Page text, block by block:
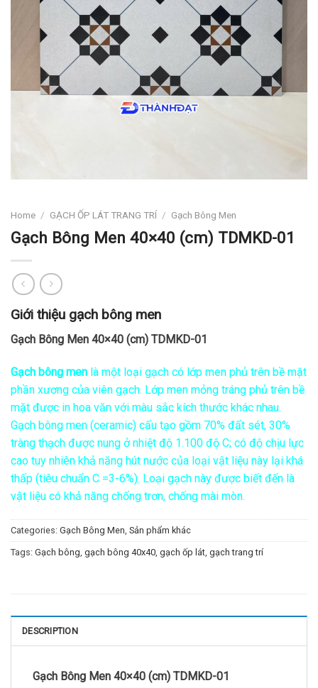
Home / GẠCH ỐP LÁT TRANG TRÍ / Gạch Bông Men
Gạch Bông Men 40×40 (cm) TDMKD-01
Giới thiệu gạch bông men
Gạch Bông Men 40×40 (cm) TDMKD-01
Gạch bông men là một loại gạch có lớp men phủ trên bề mặt
phần xương của viên gạch. Lớp men mỏng tráng phủ trên bề
mặt được in hoa văn với màu sắc kích thước khác nhau.
Gạch bông men (ceramic) cấu tạo gồm 70% đất sét, 30%
tràng thạch được nung ở nhiệt độ 1.100 độ C; có độ chịu lực
cao tuy nhiên khả năng hút nước của loại vật liệu này lại khá
thấp (tiêu chuẩn C =3-6%). Loại gạch này được biết đến là
vật liệu có khả năng chống trơn, chống mài mòn.
Categories: Gạch Bông Men, Sản phẩm khác
Tags: Gạch bông, gạch bông 40x40, gạch ốp lát, gạch trang trí
DESCRIPTION
Gạch Bông Men 40×40 (cm) TDMKD-01